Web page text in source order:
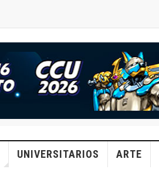
UNIVERSITARIOS ARTE